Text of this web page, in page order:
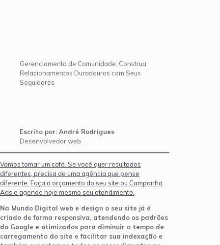
Gerenciamento de Comunidade: Construa
Relacionamentos Duradouros com Seus
Seguidores
Escrito por: André Rodrigues
Desenvolvedor web
Vamos tomar um café. Se você quer resultados
diferentes, precisa de uma agência que pense
diferente. Faça o orçamento do seu site ou Campanha
Ads e agende hoje mesmo seu atendimento.
Na Mundo Digital web e design o seu site já é
criado de forma responsiva, atendendo os padrões
do Google e otimizados para diminuir o tempo de
carregamento do site e facilitar sua indexação e